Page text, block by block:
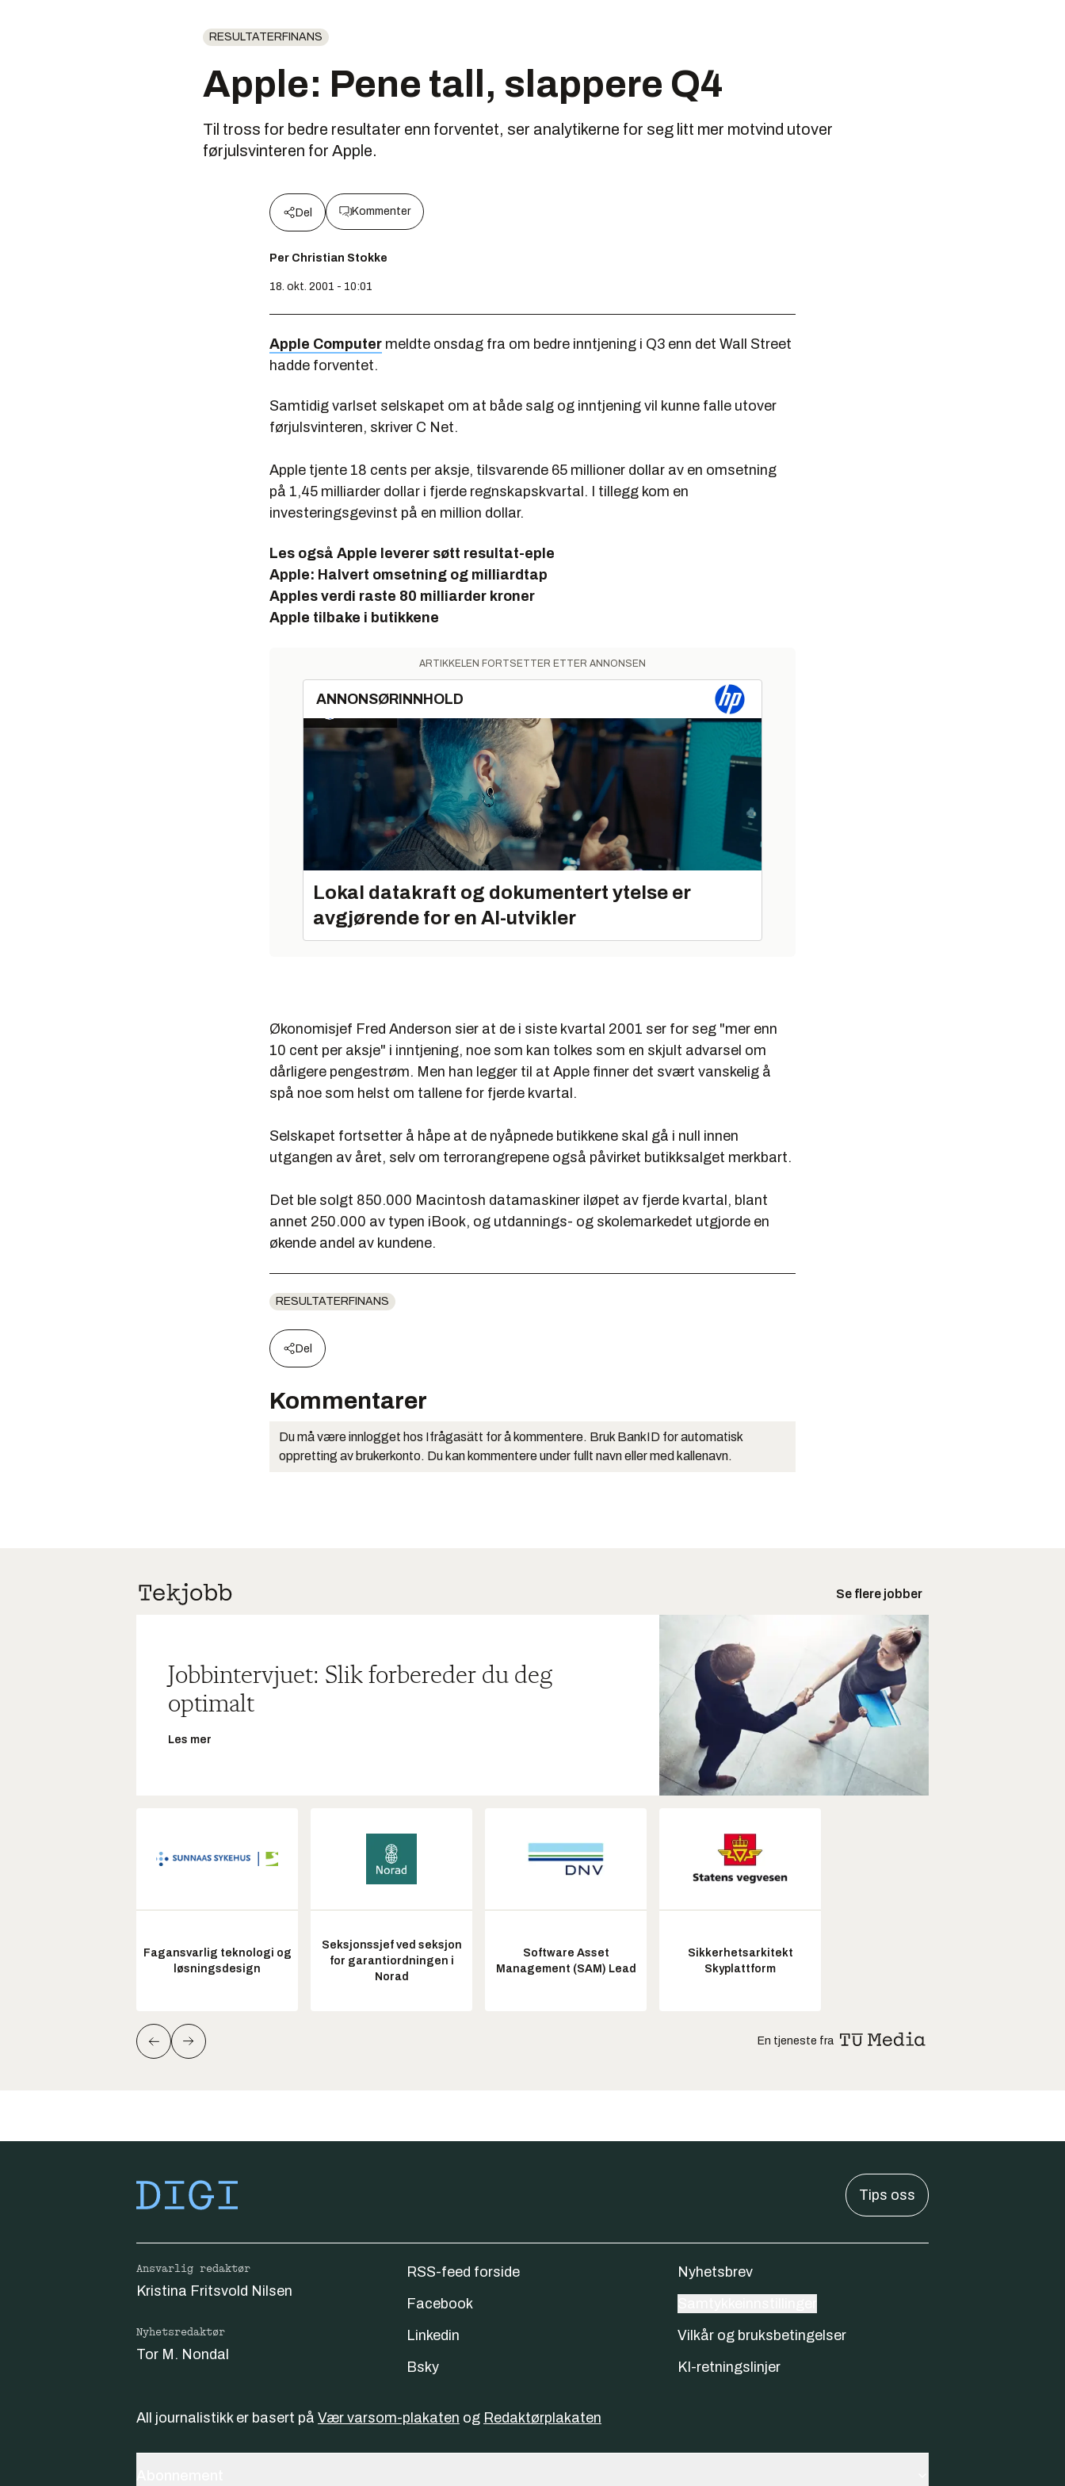
RESULTATERFINANS
Apple: Pene tall, slappere Q4
Til tross for bedre resultater enn forventet, ser analytikerne for seg litt mer motvind utover
førjulsvinteren for Apple.
Del Kommenter
Per Christian Stokke
18. okt. 2001 - 10:01
Apple Computer meldte onsdag fra om bedre inntjening i Q3 enn det Wall Street
hadde forventet.
Samtidig varlset selskapet om at både salg og inntjening vil kunne falle utover
førjulsvinteren, skriver C Net.
Apple tjente 18 cents per aksje, tilsvarende 65 millioner dollar av en omsetning
på 1,45 milliarder dollar i fjerde regnskapskvartal. I tillegg kom en
investeringsgevinst på en million dollar.
Les også Apple leverer søtt resultat-eple
Apple: Halvert omsetning og milliardtap
Apples verdi raste 80 milliarder kroner
Apple tilbake i butikkene
ARTIKKELEN FORTSETTER ETTER ANNONSEN
ANNONSØRINNHOLD
Lokal datakraft og dokumentert ytelse er
avgjørende for en AI-utvikler
Økonomisjef Fred Anderson sier at de i siste kvartal 2001 ser for seg "mer enn
10 cent per aksje" i inntjening, noe som kan tolkes som en skjult advarsel om
dårligere pengestrøm. Men han legger til at Apple finner det svært vanskelig å
spå noe som helst om tallene for fjerde kvartal.
Selskapet fortsetter å håpe at de nyåpnede butikkene skal gå i null innen
utgangen av året, selv om terrorangrepene også påvirket butikksalget merkbart.
Det ble solgt 850.000 Macintosh datamaskiner iløpet av fjerde kvartal, blant
annet 250.000 av typen iBook, og utdannings- og skolemarkedet utgjorde en
økende andel av kundene.
RESULTATERFINANS
Del
Kommentarer
Du må være innlogget hos Ifrågasätt for å kommentere. Bruk BankID for automatisk
oppretting av brukerkonto. Du kan kommentere under fullt navn eller med kallenavn.
Se flere jobber
Jobbintervjuet: Slik forbereder du deg
optimalt
Les mer
Fagansvarlig teknologi og
løsningsdesign
Seksjonssjef ved seksjon
for garantiordningen i
Norad
Software Asset
Management (SAM) Lead
Sikkerhetsarkitekt
Skyplattform
En tjeneste fra
Tips oss
Ansvarlig redaktør
Kristina Fritsvold Nilsen
Nyhetsredaktør
Tor M. Nondal
RSS-feed forside
Facebook
Linkedin
Bsky
Nyhetsbrev
Vilkår og bruksbetingelser
KI-retningslinjer
All journalistikk er basert på Vær varsom-plakaten og Redaktørplakaten